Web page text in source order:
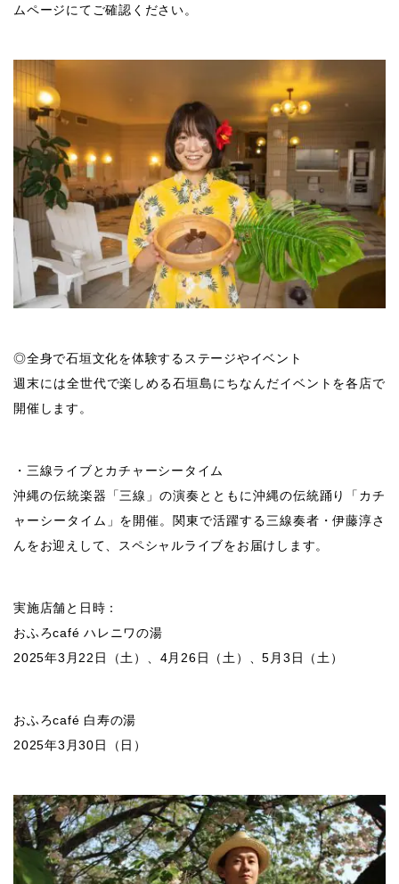
ムページにてご確認ください。
◎全身で石垣文化を体験するステージやイベント
週末には全世代で楽しめる石垣島にちなんだイベントを各店で
開催します。
・三線ライブとカチャーシータイム
沖縄の伝統楽器「三線」の演奏とともに沖縄の伝統踊り「カチ
ャーシータイム」を開催。関東で活躍する三線奏者・伊藤淳さ
んをお迎えして、スペシャルライブをお届けします。
実施店舗と日時：
おふろcafé ハレニワの湯
2025年3月22日（土）、4月26日（土）、5月3日（土）
おふろcafé 白寿の湯
2025年3月30日（日）